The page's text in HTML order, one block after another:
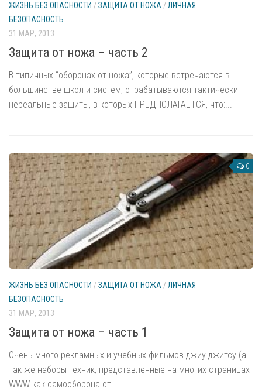
Станции мини-АТС
Замки, доводчики
Фотогалерея
Офис
Автопарк
Медосмотр перед заступлением на дежурство
Боевая подготовка
Новости
Охранные практики
Жизнь без опасности
Новые охранные технологии
Охрана русского языка при его транспортировке
Спутниковая навигация
Охранное видео
ЖИЗНЬ БЕЗ ОПАСНОСТИ /ЗАЩИТА ОТ НОЖА /ЛИЧНАЯ
БЕЗОПАСНОСТЬ
31 МАР, 2013
Защита от ножа – часть 2
В типичных “оборонах от ножа”, которые встречаются в
большинстве школ и систем, отрабатываются тактически
нереальные защиты, в которых ПРЕДПОЛАГАЕТСЯ, что:...
0
ЖИЗНЬ БЕЗ ОПАСНОСТИ /ЗАЩИТА ОТ НОЖА /ЛИЧНАЯ
БЕЗОПАСНОСТЬ
31 МАР, 2013
Защита от ножа – часть 1
Очень много рекламных и учебных фильмов джиу-джитсу (а
так же наборы техник, представленные на многих страницах
WWW как самооборона от...